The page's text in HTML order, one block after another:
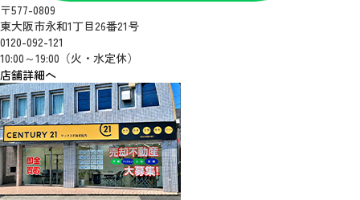
〒577-0809
東大阪市永和1丁目26番21号
0120-092-121
10:00～19:00（火・水定休）
店舗詳細へ